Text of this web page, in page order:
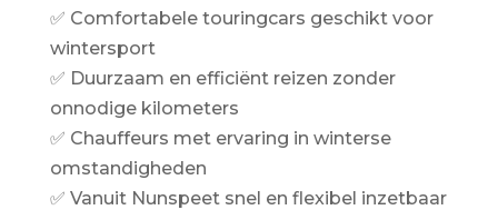
✅ Comfortabele touringcars geschikt voor
wintersport
✅ Duurzaam en efficiënt reizen zonder
onnodige kilometers
✅ Chauffeurs met ervaring in winterse
omstandigheden
✅ Vanuit Nunspeet snel en flexibel inzetbaar